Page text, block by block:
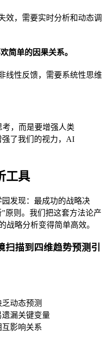
效，需要实时分析和动态调
简单的因果关系。
线性反馈，需要系统性思维
，而是要增强人类
了我们的视力，AI
工具
发现：最成功的战略决
原则。我们把这套方法论产
战略分析变得简单高效。
描到四维趋势预测引
动态预测
漏关键变量
影响关系